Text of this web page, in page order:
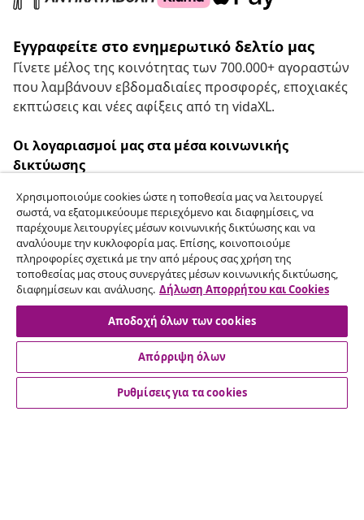
Εγγραφείτε στο ενημερωτικό δελτίο μας
Γίνετε μέλος της κοινότητας των 700.000+ αγοραστών
που λαμβάνουν εβδομαδιαίες προσφορές, εποχιακές
εκπτώσεις και νέες αφίξεις από τη vidaXL.
Οι λογαριασμοί μας στα μέσα κοινωνικής
δικτύωσης
Υπαναχώρηση από τη σύμβαση
Υποβάλετε αίτημα υπαναχώρησης για την
παραγγελία σας.
Υπαναχώρηση από τη σύμβαση
Εξυπηρέτηση πελατών
Χρησιμοποιούμε cookies ώστε η τοποθεσία μας να λειτουργεί
σωστά, να εξατομικεύουμε περιεχόμενο και διαφημίσεις, να
παρέχουμε λειτουργίες μέσων κοινωνικής δικτύωσης και να
αναλύουμε την κυκλοφορία μας. Επίσης, κοινοποιούμε
πληροφορίες σχετικά με την από μέρους σας χρήση της
τοποθεσίας μας στους συνεργάτες μέσων κοινωνικής δικτύωσης,
διαφημίσεων και ανάλυσης. Δήλωση Απορρήτου και Cookies
Αποδοχή όλων των cookies
Απόρριψη όλων
Ρυθμίσεις για τα cookies